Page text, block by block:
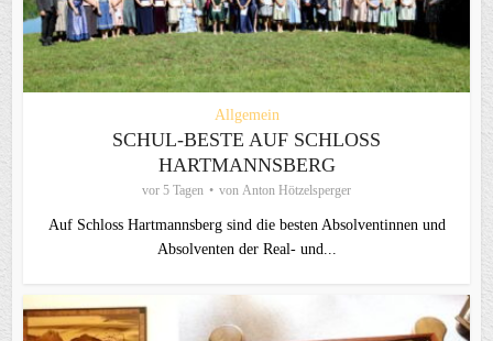
Allgemein
SCHUL-BESTE AUF SCHLOSS
HARTMANNSBERG
vor 5 Tagen von Anton Hötzelsperger
Auf Schloss Hartmannsberg sind die besten Absolventinnen und
Absolventen der Real- und...